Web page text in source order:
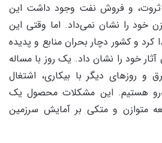
و فروش نفت وجود داشت این
خود را نشان نمی‌داد. اما وقتی این
و کشور دچار بحران منابع و پدیده‌
آثار خود را نشان داد. یک روز با مساله
و روزهای دیگر با بیکاری، اشتغال
هستیم. این‌ مشکلات محصول یک
متوازن و متکی بر آمایش سرزمین